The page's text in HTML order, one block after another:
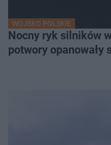
WOJSKO POLSKIE
Nocny ryk silników
potwory opanowały